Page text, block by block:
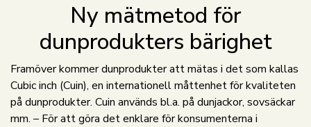
Ny mätmetod för
dunprodukters bärighet
Framöver kommer dunprodukter att mätas i det som kallas
Cubic inch (Cuin), en internationell måttenhet för kvaliteten
på dunprodukter. Cuin används bl.a. på dunjackor, sovsäckar
mm. – För att göra det enklare för konsumenterna i